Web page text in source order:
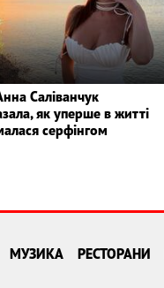
Саліванчук
як уперше в житті
серфінгом
МУЗИКА РЕСТОРАНИ